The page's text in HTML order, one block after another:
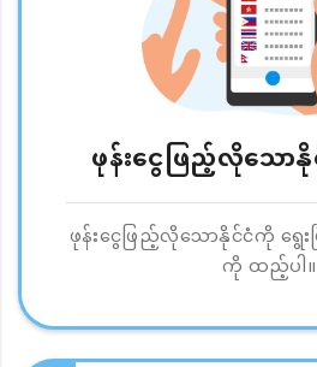
ဖုန်းငွေဖြည့်လိုသော
ဖုန်းငွေဖြည့်လိုသောနိုင်ငံကို ရွေး
ကို ထည့်ပါ။